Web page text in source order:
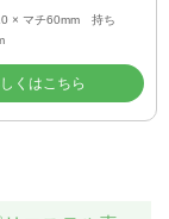
× マチ60mm 持ち
くはこちら